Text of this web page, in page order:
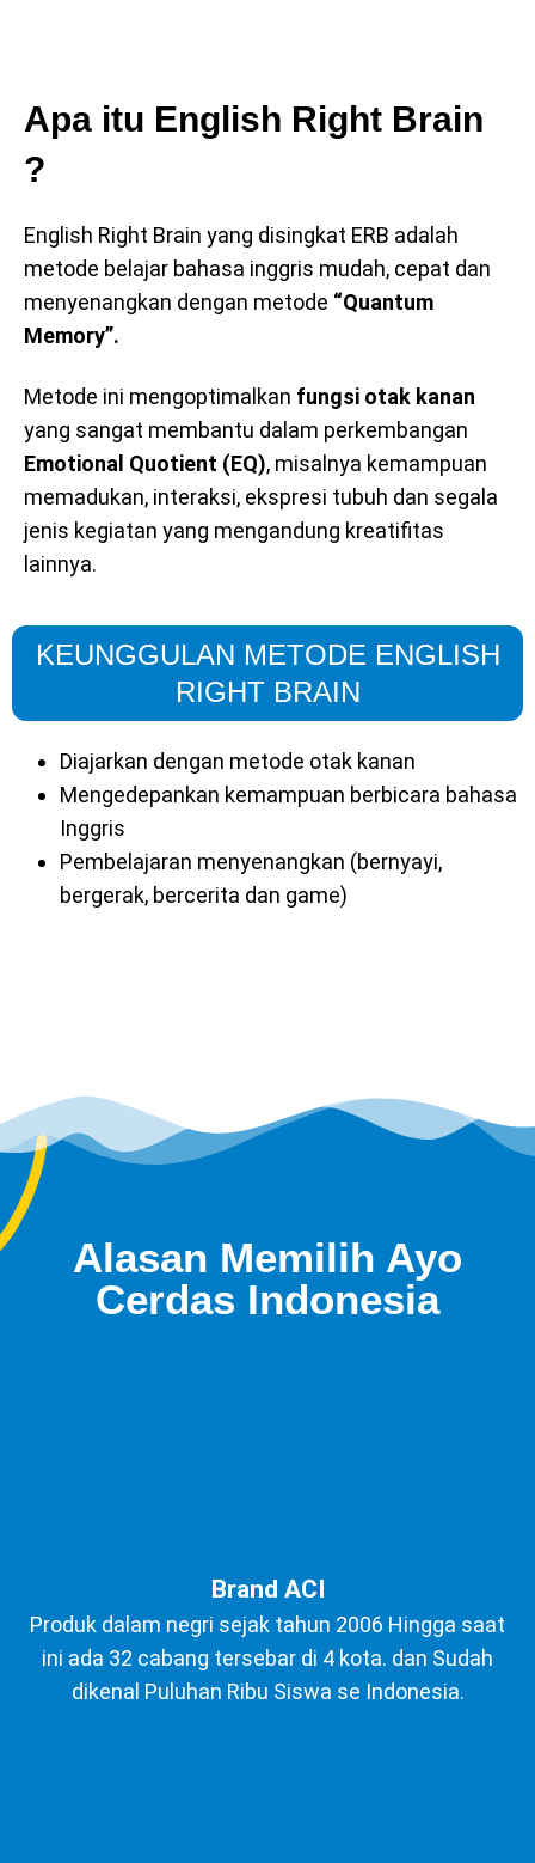
Apa itu English Right Brain
?
English Right Brain yang disingkat ERB adalah
metode belajar bahasa inggris mudah, cepat dan
menyenangkan dengan metode “Quantum
Memory”.
Metode ini mengoptimalkan fungsi otak kanan
yang sangat membantu dalam perkembangan
Emotional Quotient (EQ), misalnya kemampuan
memadukan, interaksi, ekspresi tubuh dan segala
jenis kegiatan yang mengandung kreatifitas
lainnya.
KEUNGGULAN METODE ENGLISH
RIGHT BRAIN
Diajarkan dengan metode otak kanan
Mengedepankan kemampuan berbicara bahasa
Inggris
Pembelajaran menyenangkan (bernyayi,
bergerak, bercerita dan game)
Alasan Memilih Ayo
Cerdas Indonesia
Brand ACI
Produk dalam negri sejak tahun 2006 Hingga saat
ini ada 32 cabang tersebar di 4 kota. dan Sudah
dikenal Puluhan Ribu Siswa se Indonesia.